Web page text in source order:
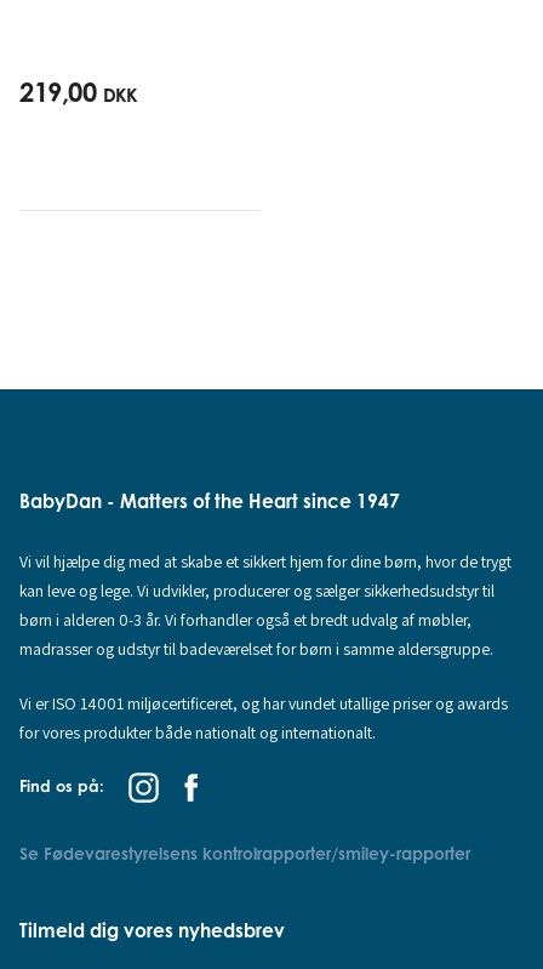
219,00 DKK
BabyDan - Matters of the Heart since 1947
Vi vil hjælpe dig med at skabe et sikkert hjem for dine børn, hvor de trygt
kan leve og lege. Vi udvikler, producerer og sælger sikkerhedsudstyr til
børn i alderen 0-3 år. Vi forhandler også et bredt udvalg af møbler,
madrasser og udstyr til badeværelset for børn i samme aldersgruppe.
Vi er ISO 14001 miljøcertificeret, og har vundet utallige priser og awards
for vores produkter både nationalt og internationalt.
Find os på:
Se Fødevarestyrelsens kontrolrapporter/smiley-rapporter
Tilmeld dig vores nyhedsbrev